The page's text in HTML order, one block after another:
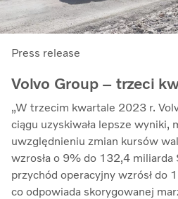
Press release
Volvo Group – trzeci
„W trzecim kwartale 2023 r.
ciągu uzyskiwała lepsze wyniki,
uwzględnieniu zmian kursów
wzrosła o 9% do 132,4 miliarda
przychód operacyjny wzrósł do
co odpowiada skorygowanej